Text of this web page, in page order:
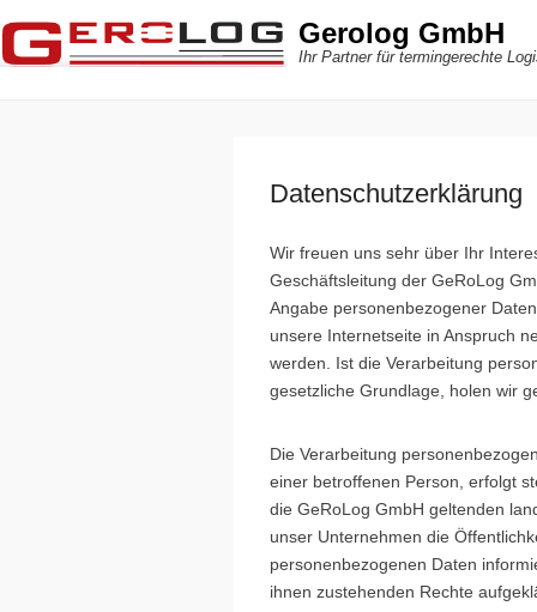
Gerolog GmbH
Ihr Partner für termingerechte
Datenschutzerklärung
Wir freuen uns sehr über Ihr
Geschäftsleitung der GeRoLog
Angabe personenbezogener
unsere Internetseite in Anspruch
werden. Ist die Verarbeitung
gesetzliche Grundlage, holen wir
Die Verarbeitung
einer betroffenen Person, erfolgt
die GeRoLog GmbH geltenden
unser Unternehmen die
personenbezogenen Daten
ihnen zustehenden Rechte